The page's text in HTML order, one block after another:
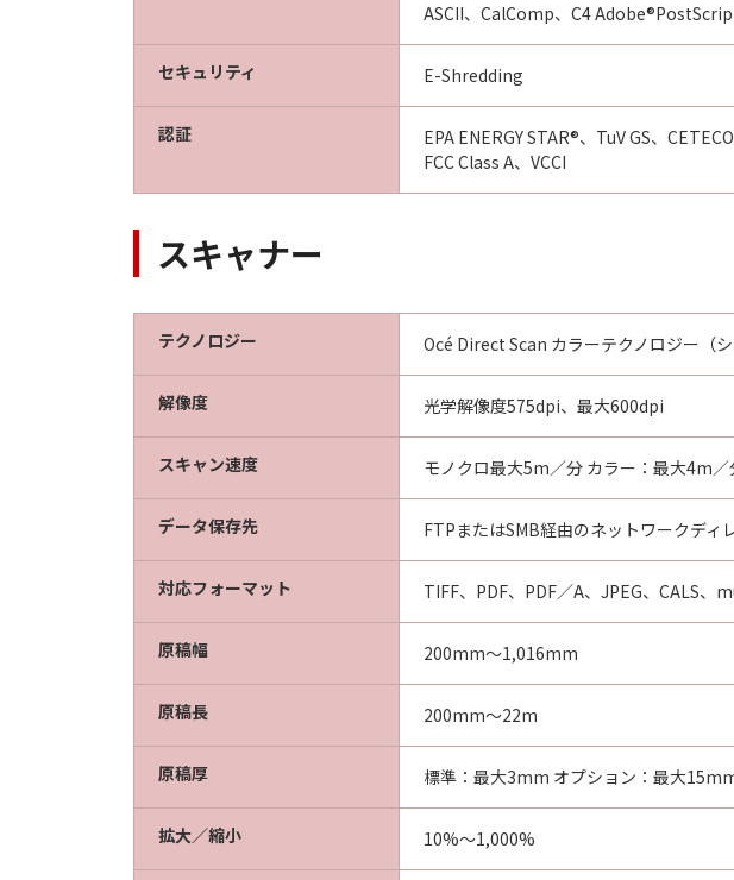
ASCII、CalComp、C4
セキュリティ E-Shredding
認証
EPA ENERGY STAR®、TuV GS、
FCC Class A、VCCI
スキャナー
テクノロジー Océ Direct Scan カラーテクノロジー（
解像度 光学解像度575dpi、最大600dpi
スキャン速度 モノクロ最大5m／分 カラー：最大4m／
データ保存先 FTPまたはSMB経由のネットワークディ
対応フォーマット TIFF、PDF、PDF／A、JPEG、CALS
原稿幅 200mm～1,016mm
原稿長 200mm～22m
原稿厚 標準：最大3mm オプション：最大
拡大／縮小 10%～1,000%